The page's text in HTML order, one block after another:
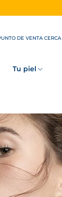
DE VENTA
Tu piel